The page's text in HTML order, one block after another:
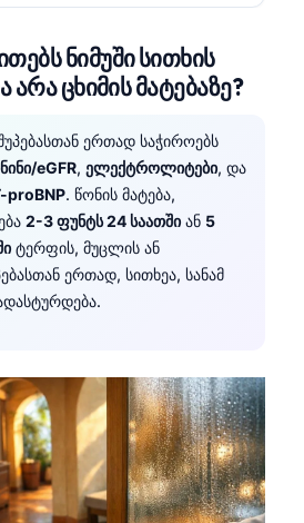
ნიმუში სითხის
არა ცხიმის მატებაზე?
ერთად საჭიროებს
eGFR, ელექტროლიტები, და
proBNP. წონის მატება,
2-3 ფუნტს 24 საათში ან 5
ტერფის, მუცლის ან
ერთად, სითხეა, სანამ